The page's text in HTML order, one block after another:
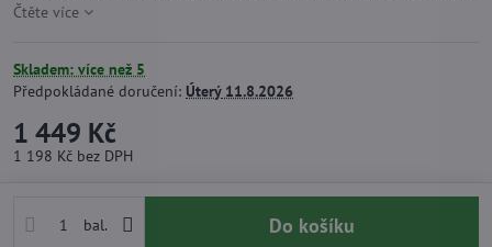
Čtěte více
Skladem: více než 5
Předpokládané doručení: Úterý11.8.2026
1 449 Kč
1 198 Kč bez DPH
bal. Do košíku